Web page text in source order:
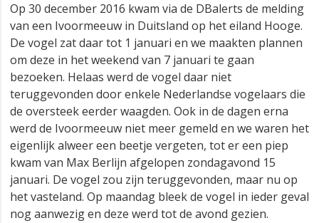
Op 30 december 2016 kwam via de DBalerts de melding
van een Ivoormeeuw in Duitsland op het eiland Hooge.
De vogel zat daar tot 1 januari en we maakten plannen
om deze in het weekend van 7 januari te gaan
bezoeken. Helaas werd de vogel daar niet
teruggevonden door enkele Nederlandse vogelaars die
de oversteek eerder waagden. Ook in de dagen erna
werd de Ivoormeeuw niet meer gemeld en we waren het
eigenlijk alweer een beetje vergeten, tot er een piep
kwam van Max Berlijn afgelopen zondagavond 15
januari. De vogel zou zijn teruggevonden, maar nu op
het vasteland. Op maandag bleek de vogel in ieder geval
nog aanwezig en deze werd tot de avond gezien.